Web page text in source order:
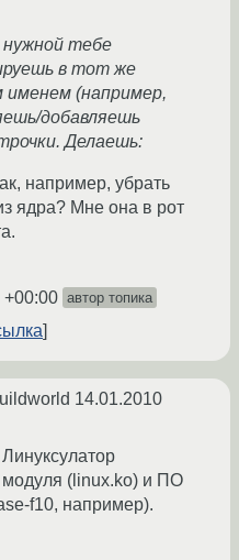
нужной тебе
в тот же
именем (например,
добавляешь
Делаешь:
например, убрать
ядра? Мне она в рот
+00:00 автор топика
14.01.2010
модуля (linux.ko) и ПО
f10, например).